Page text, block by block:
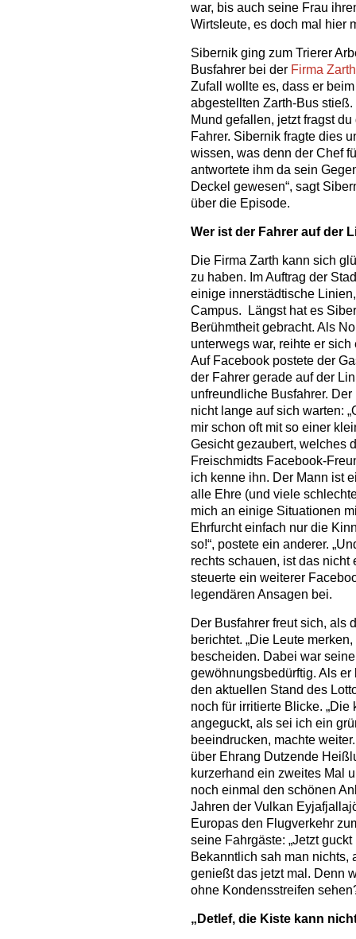
war, bis auch seine Frau
Wirtsleute, es doch mal hier
Sibernik ging zum Trierer
Busfahrer bei der Firma
Zufall wollte es, dass er
abgestellten Zarth-Bus
Mund gefallen, jetzt fragst
Fahrer. Sibernik fragte dies
wissen, was denn der Chef
antwortete ihm da sein
Deckel gewesen“, sagt
über die Episode.
Wer ist der Fahrer auf der
Die Firma Zarth kann sich
zu haben. Im Auftrag der
einige innerstädtische
Campus. Längst hat es
Berühmtheit gebracht. Als
unterwegs war, reihte er
Auf Facebook postete der
der Fahrer gerade auf der
unfreundliche Busfahrer.
nicht lange auf sich warten:
mir schon oft mit so einer
Gesicht gezaubert, welches
Freischmidts Facebook-
ich kenne ihn. Der Mann ist
alle Ehre (und viele
mich an einige Situationen
Ehrfurcht einfach nur die
so!“, postete ein anderer.
rechts schauen, ist das
steuerte ein weiterer
legendären Ansagen bei.
Der Busfahrer freut sich, als
berichtet. „Die Leute
bescheiden. Dabei war
gewöhnungsbedürftig. Als
den aktuellen Stand des
noch für irritierte Blicke.
angeguckt, als sei ich ein
beeindrucken, machte
über Ehrang Dutzende
kurzerhand ein zweites Mal
noch einmal den schönen
Jahren der Vulkan
Europas den Flugverkehr
seine Fahrgäste: „Jetzt
Bekanntlich sah man nichts,
genießt das jetzt mal. Denn
ohne Kondensstreifen
„Detlef, die Kiste kann